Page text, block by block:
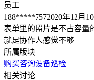
员工
188*****7572020年12月10
表单里的照片是不占容量
就是协作人感觉不够
所属版块
购买咨询设备巡检
相关讨论